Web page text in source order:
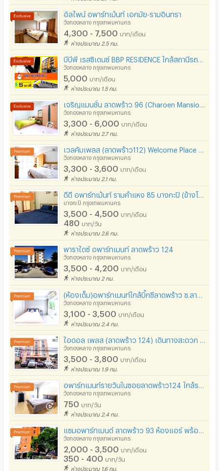
อัลไพน์ อพาร์ทเม้นท์ เอกมัย-รามอินทรา
วังทองหลาง กรุงเทพมหานคร
4,300 - 7,500 บาท/เดือน
ห่างประมาณ 2.5 กม.
วังทองหลาง กรุงเทพมหานคร
5,000 บาท/เดือน
ห่างประมาณ 1.5 กม.
วังทองหลาง กรุงเทพมหานคร
3,300 - 6,000 บาท/เดือน
ห่างประมาณ 2.7 กม.
วังทองหลาง กรุงเทพมหานคร
3,300 - 3,600 บาท/เดือน
ห่างประมาณ 2.1 กม.
บางกะปิ กรุงเทพมหานคร
3,500 - 4,500 บาท/เดือน
480 บาท/วัน
ห่างประมาณ 2.6 กม.
พาราไดซ์ อพาร์ทเมนท์ ลาดพร้าว 124
วังทองหลาง กรุงเทพมหานคร
3,500 - 4,200 บาท/เดือน
ห่างประมาณ 2 กม.
วังทองหลาง กรุงเทพมหานคร
3,100 - 3,500 บาท/เดือน
ห่างประมาณ 2.4 กม.
วังทองหลาง กรุงเทพมหานคร
3,500 - 3,800 บาท/เดือน
ห่างประมาณ 1.9 กม.
วังทองหลาง กรุงเทพมหานคร
750 บาท/วัน
ห่างประมาณ 2.4 กม.
วังทองหลาง กรุงเทพมหานคร
2,000 - 3,500 บาท/เดือน
350 - 400 บาท/วัน
ห่างประมาณ 1.6 กม.